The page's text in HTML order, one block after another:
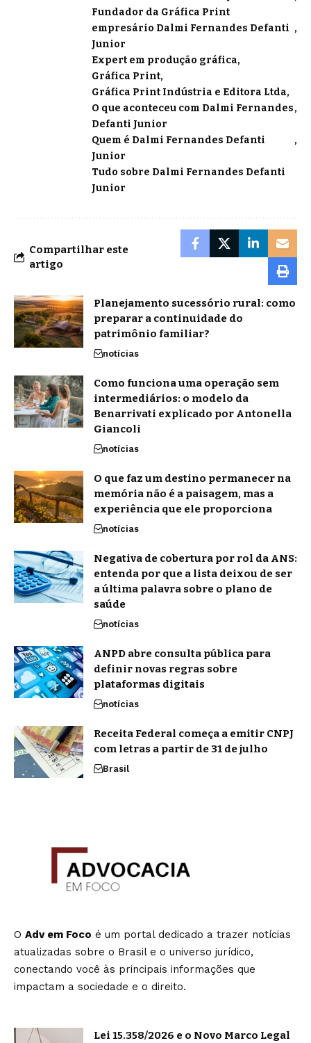
Fundador da Gráfica Print
empresário Dalmi Fernandes Defanti
Junior
Expert em produção gráfica
Gráfica Print
Gráfica Print Indústria e Editora Ltda
O que aconteceu com Dalmi Fernandes
Defanti Junior
Quem é Dalmi Fernandes Defanti
Junior
Tudo sobre Dalmi Fernandes Defanti
Junior
Compartilhar este
artigo
Planejamento sucessório rural: como
preparar a continuidade do
patrimônio familiar?
notícias
Como funciona uma operação sem
intermediários: o modelo da
Benarrivati explicado por Antonella
Giancoli
notícias
O que faz um destino permanecer na
memória não é a paisagem, mas a
experiência que ele proporciona
notícias
Negativa de cobertura por rol da ANS:
entenda por que a lista deixou de ser
a última palavra sobre o plano de
saúde
notícias
ANPD abre consulta pública para
definir novas regras sobre
plataformas digitais
notícias
Receita Federal começa a emitir CNPJ
com letras a partir de 31 de julho
Brasil
O Adv em Foco é um portal dedicado a trazer notícias
atualizadas sobre o Brasil e o universo jurídico,
conectando você às principais informações que
impactam a sociedade e o direito.
Lei 15.358/2026 e o Novo Marco Legal